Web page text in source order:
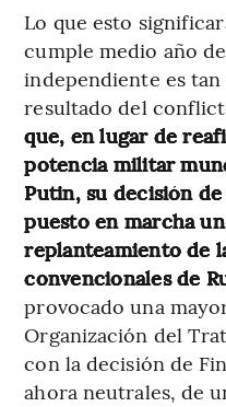
Lo que esto
cumple medio año
independiente es
resultado del
que, en lugar de
potencia militar
Putin, su decisión
puesto en marcha
replanteamiento de
convencionales de
provocado una
Organización del
con la decisión de
ahora neutrales, de